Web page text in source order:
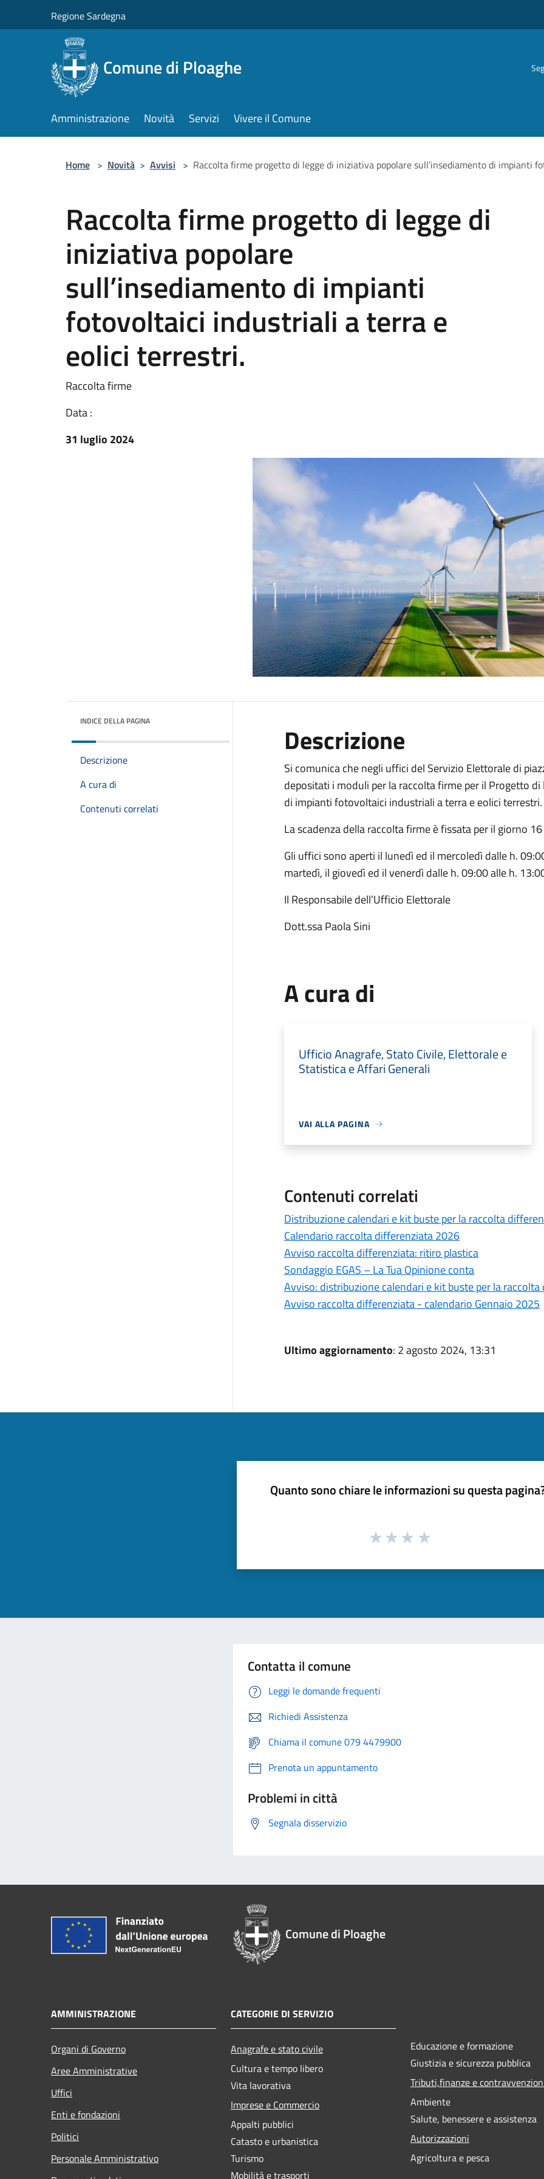
Regione Sardegna
Comune di Ploaghe
Amministrazione Novità Servizi Vivere il Comune
Home > Novità > Avvisi > Raccolta firme progetto di legge di iniziativa popolare sull’insediamento di
Raccolta firme progetto di legge di
iniziativa popolare
sull’insediamento di impianti
fotovoltaici industriali a terra e
eolici terrestri.
Raccolta firme
Data :
31 luglio 2024
INDICE DELLA PAGINA
Descrizione
A cura di
Contenuti correlati
Descrizione
Si comunica che negli uffici del Servizio Elettorale di
depositati i moduli per la raccolta firme per il Progetto
di impianti fotovoltaici industriali a terra e eolici terrestri.
La scadenza della raccolta firme è fissata per il giorno
Gli uffici sono aperti il lunedì ed il mercoledì dalle h.
martedì, il giovedì ed il venerdì dalle h. 09:00 alle h.
Il Responsabile dell’Ufficio Elettorale
Dott.ssa Paola Sini
A cura di
Ufficio Anagrafe, Stato Civile, Elettorale e
Statistica e Affari Generali
VAI ALLA PAGINA
Contenuti correlati
Distribuzione calendari e kit buste per la raccolta
Calendario raccolta differenziata 2026
Avviso raccolta differenziata: ritiro plastica
Sondaggio EGAS – La Tua Opinione conta
Avviso: distribuzione calendari e kit buste per la
Avviso raccolta differenziata - calendario Gennaio 2025
Ultimo aggiornamento: 2 agosto 2024, 13:31
Quanto sono chiare le informazioni su questa
Contatta il comune
Leggi le domande frequenti
Richiedi Assistenza
Chiama il comune 079 4479900
Prenota un appuntamento
Problemi in città
Segnala disservizio
Comune di Ploaghe
AMMINISTRAZIONE
Organi di Governo
Aree Amministrative
Uffici
Enti e fondazioni
Politici
Personale Amministrativo
CATEGORIE DI SERVIZIO
Anagrafe e stato civile
Cultura e tempo libero
Vita lavorativa
Imprese e Commercio
Appalti pubblici
Catasto e urbanistica
Turismo
Mobilità e trasporti
Educazione e formazione
Giustizia e sicurezza pubblica
Tributi,finanze e
Ambiente
Salute, benessere e assistenza
Autorizzazioni
Agricoltura e pesca